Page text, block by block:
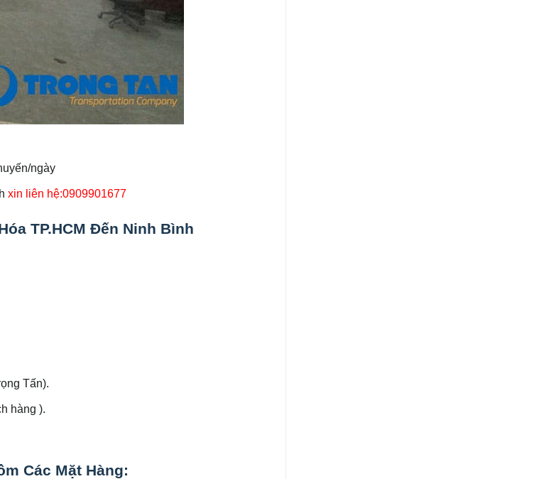
ngày
xin liên hệ:0909901677
TP.HCM Đến Ninh Bình
Tấn).
hàng ).
Các Mặt Hàng: